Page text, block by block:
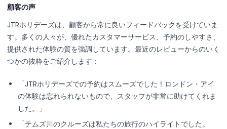
顧客の声
JTRホリデーズは、顧客から常に良いフィードバックを受けていま
す。多くの人々が、優れたカスタマーサービス、予約のしやすさ、
提供された体験の質を強調しています。最近のレビューからのいく
つかの抜粋をご紹介します：
「JTRホリデーズでの予約はスムーズでした！ロンドン・アイ
の体験は忘れられないもので、スタッフが非常に助けてくれま
した。」
「テムズ川のクルーズは私たちの旅行のハイライトでした。